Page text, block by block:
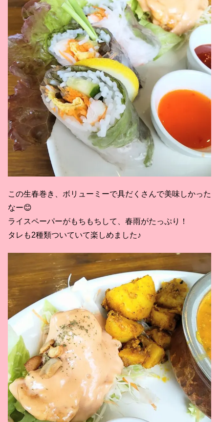
この生春巻き、ボリューミーで具だくさんで美味しかった
なー😊
ライスペーパーがもちもちして、春雨がたっぷり！
タレも2種類ついていて楽しめました♪